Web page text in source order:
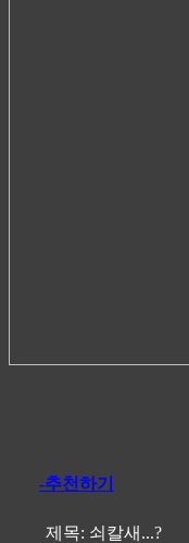
-추천하기
제목: 쇠칼새...?